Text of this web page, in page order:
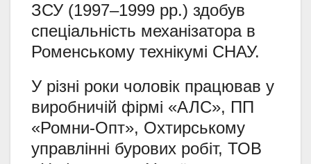
ЗСУ (1997–1999 рр.) здобув
спеціальність механізатора в
Роменському технікумі СНАУ.
У різні роки чоловік працював у
виробничій фірмі «АЛС», ПП
«Ромни-Опт», Охтирському
управлінні бурових робіт, ТОВ